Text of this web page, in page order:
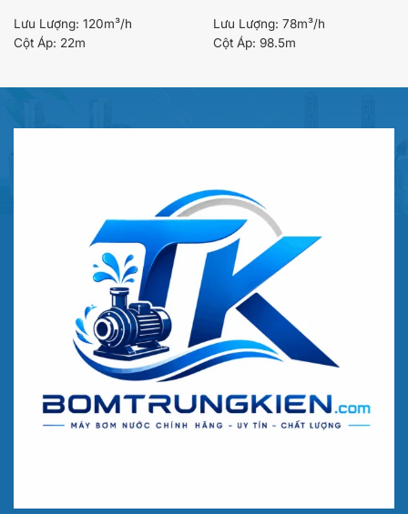
Lưu Lượng: 120m³/h
Cột Áp: 22m
Lưu Lượng: 78m³/h
Cột Áp: 98.5m